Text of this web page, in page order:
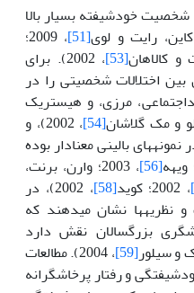
شخصیت خودشیفته بسیار بالا
رایت و لوی[51]
، 2009؛
[53]
، 2002). برای
بین اختلالات شخصیتی را در
مرزی، و هیستریک
و مک گلاشان[54]
، 2002)، و
بالینی معنادار بوده
[56]
، 2003؛ وارن، برنت،
، 2002؛ کوید [58]
، 2002)، در
و نظریه­ها نشان می­دهند که
بزرگسالان نقش دارد
و سیلور[59]
، 2004). مطالعات
و رفتار پرخاشگرانه